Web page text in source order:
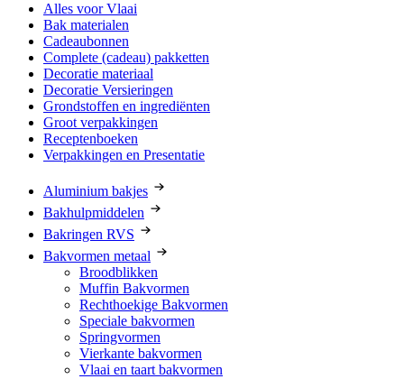
Alles voor Vlaai
Bak materialen
Cadeaubonnen
Complete (cadeau) pakketten
Decoratie materiaal
Decoratie Versieringen
Grondstoffen en ingrediënten
Groot verpakkingen
Receptenboeken
Verpakkingen en Presentatie
Aluminium bakjes
Bakhulpmiddelen
Bakringen RVS
Bakvormen metaal
Broodblikken
Muffin Bakvormen
Rechthoekige Bakvormen
Speciale bakvormen
Springvormen
Vierkante bakvormen
Vlaai en taart bakvormen